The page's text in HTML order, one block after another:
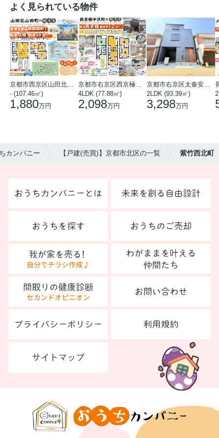
よく見られている物件
- (107.46㎡)
1,880万円
4LDK (77.88㎡)
2,098万円
2LDK (93.39㎡)
3,298万円
カンパニー 【戸建(売買)】京都市北区の一覧 紫竹西北町